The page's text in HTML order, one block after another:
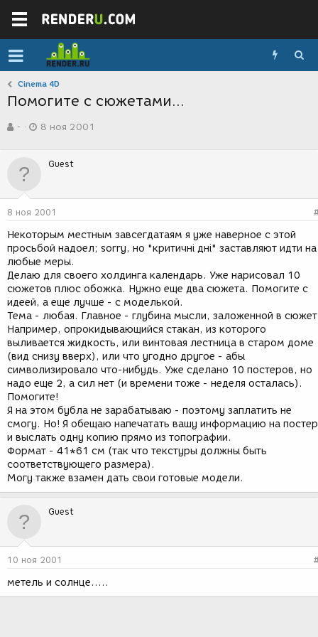
Cinema 4D
Помогите с сюжетами...
в
р
-
а
д
н
и
я
8 ноя 2001
Guest
8 ноя 2001
Некоторым местным завсегдатаям я уже наверное с этой
просьбой надоел; sorry, но "критичні дні" заставляют идти на
любые меры.
Делаю для своего холдинга календарь. Уже нарисовал 10
сюжетов плюс обожка. Нужно еще два сюжета. Помогите с
идеей, а еще лучше - с моделькой.
Тема - любая. Главное - глубина мысли, заложенной в
Например, опрокидывающийся стакан, из которого
выливается жидкость, или винтовая лестница в старом доме
(вид снизу вверх), или что угодно другое - абы
символизировало что-нибудь. Уже сделано 10 постеров, но
надо еще 2, а сил нет (и времени тоже - неделя осталась).
Помогите!
Я на этом бубла не зарабатываю - поэтому заплатить не
смогу. Но! Я обещаю напечатать вашу информацию на
и выслать одну копию прямо из топографии.
Формат - 41*61 см (так что текстуры должны быть
соответствующего размера).
Могу также взамен дать свои готовые модели.
Guest
10 ноя 2001
метель и солнце.....